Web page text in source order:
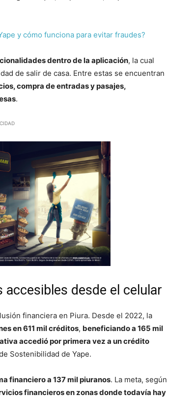
y cómo funciona para evitar fraudes?
dentro de la aplicación, la cual
de salir de casa. Entre estas se encuentran
compra de entradas y pasajes,
.
desde el celular
financiera en Piura. Desde el 2022, la
en 611 mil créditos, beneficiando a 165 mil
accedió por primera vez a un crédito
Sostenibilidad de Yape.
financiero a 137 mil piuranos. La meta, según
financieros en zonas donde todavía hay